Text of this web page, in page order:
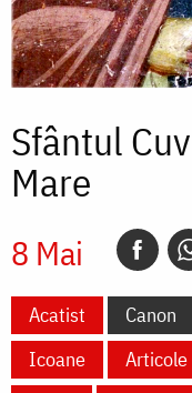
Sfântul
Mare
8 Mai
Acatist Canon
Icoane
Articole